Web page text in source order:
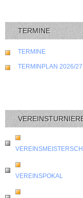
TERMINE
TERMINE
TERMINPLAN 2026/
VEREINSPOKAL